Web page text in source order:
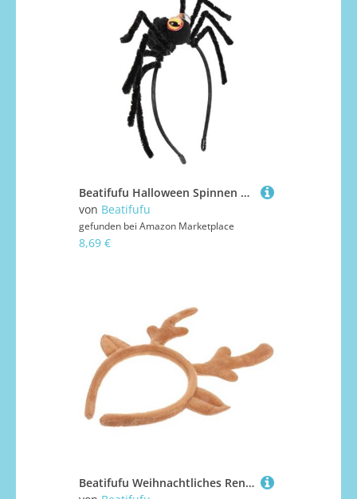
Beatifufu Halloween Spinnen Haarreif Orange Leichtes Kopfband Einzigartiges Cosplay Accessoire Für Party Karneval Fasching
von Beatifufu
gefunden bei Amazon Marketplace
8,69 €
Beatifufu Weihnachtliches Rentier Geweih Haarreif Kinderfest Stirnband Passend für Kostüm Party Haarschmuck Junge Mädchen Spaß Accessoire